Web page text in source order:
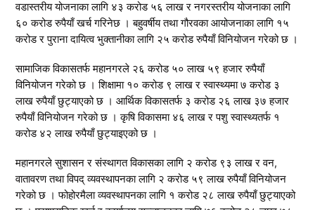
वडास्तरीय योजनाका लागि ४३ करोड ५६ लाख र नगरस्तरीय योजनाका लागि
६० करोड रुपैयाँ खर्च गरिनेछ । बहुवर्षीय तथा गौरवका आयोजनाका लागि १५
करोड र पुराना दायित्व भुक्तानीका लागि २५ करोड रुपैयाँ विनियोजन गरेको छ ।
सामाजिक विकासतर्फ महानगरले २६ करोड ५० लाख ५९ हजार रुपैयाँ
विनियोजन गरेको छ । शिक्षामा १० करोड ९ लाख र स्वास्थ्यमा ७ करोड ३
लाख रुपैयाँ छुट्याएको छ । आर्थिक विकासतर्फ ३ करोड २६ लाख ३७ हजार
रुपैयाँ विनियोजन गरेको छ । कृषि विकासमा ४६ लाख र पशु स्वास्थ्यतर्फ १
करोड ४२ लाख रुपैयाँ छुट्याइएको छ ।
महानगरले सुशासन र संस्थागत विकासका लागि २ करोड ९३ लाख र वन,
वातावरण तथा विपद् व्यवस्थापनका लागि २ करोड ५९ लाख रुपैयाँ विनियोजन
गरेको छ । फोहोरमैला व्यवस्थापनका लागि १ करोड २८ लाख रुपैयाँ छुट्याएको